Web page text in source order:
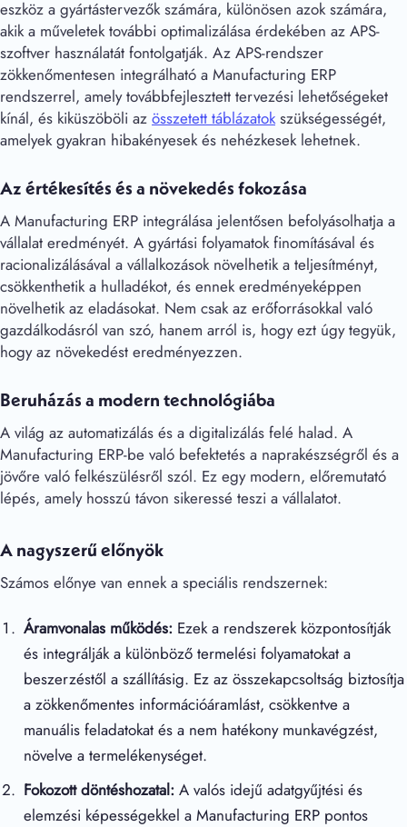
eszköz a gyártástervezők számára, különösen azok számára,
akik a műveletek további optimalizálása érdekében az APS-
szoftver használatát fontolgatják. Az APS-rendszer
zökkenőmentesen integrálható a Manufacturing ERP
rendszerrel, amely továbbfejlesztett tervezési lehetőségeket
kínál, és kiküszöböli az összetett táblázatokszükségességét,
amelyek gyakran hibakényesek és nehézkesek lehetnek.
Az értékesítés és a növekedés fokozása
A Manufacturing ERP integrálása jelentősen befolyásolhatja a
vállalat eredményét. A gyártási folyamatok finomításával és
racionalizálásával a vállalkozások növelhetik a teljesítményt,
csökkenthetik a hulladékot, és ennek eredményeképpen
növelhetik az eladásokat. Nem csak az erőforrásokkal való
gazdálkodásról van szó, hanem arról is, hogy ezt úgy tegyük,
hogy az növekedést eredményezzen.
Beruházás a modern technológiába
A világ az automatizálás és a digitalizálás felé halad. A
Manufacturing ERP-be való befektetés a naprakészségről és a
jövőre való felkészülésről szól. Ez egy modern, előremutató
lépés, amely hosszú távon sikeressé teszi a vállalatot.
A nagyszerű előnyök
Számos előnye van ennek a speciális rendszernek:
Áramvonalas működés: Ezek a rendszerek központosítják
és integrálják a különböző termelési folyamatokat a
beszerzéstől a szállításig. Ez az összekapcsoltság biztosítja
a zökkenőmentes információáramlást, csökkentve a
manuális feladatokat és a nem hatékony munkavégzést,
növelve a termelékenységet.
Fokozott döntéshozatal: A valós idejű adatgyűjtési és
elemzési képességekkel a Manufacturing ERP pontos